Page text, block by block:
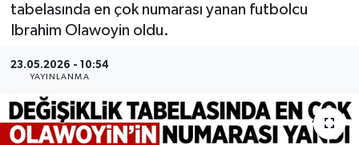
tabelasında en çok numarası yanan futbolcu
Ibrahim Olawoyin oldu.
23.05.2026 - 10:54
YAYINLANMA
Haber Arşivi